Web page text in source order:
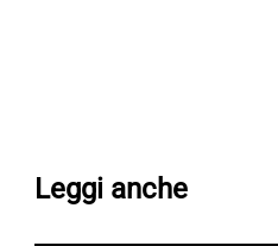
Leggi anche